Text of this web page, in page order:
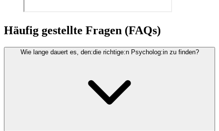
Häufig gestellte Fragen (FAQs)
Wie lange dauert es, den:die richtige:n Psycholog:in zu finden?